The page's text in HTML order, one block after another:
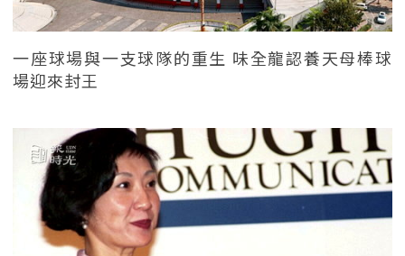
一座球場與一支球隊的重生 味全龍認養天母棒球
場迎來封王